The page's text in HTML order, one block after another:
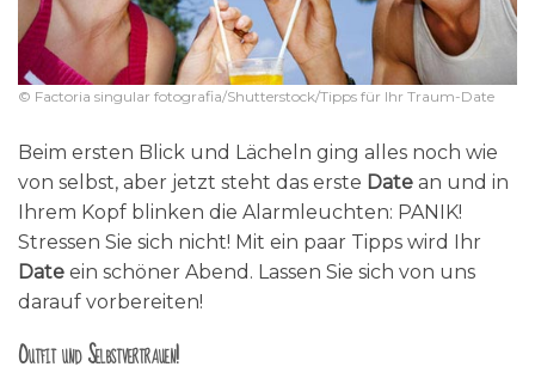
© Factoria singular fotografia/Shutterstock/Tipps für Ihr Traum-Date
Beim ersten Blick und Lächeln ging alles noch wie
von selbst, aber jetzt steht das erste Date an und in
Ihrem Kopf blinken die Alarmleuchten: PANIK!
Stressen Sie sich nicht! Mit ein paar Tipps wird Ihr
Date ein schöner Abend. Lassen Sie sich von uns
darauf vorbereiten!
Outfit und Selbstvertrauen!